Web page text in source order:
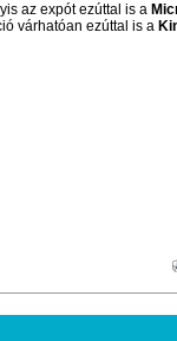
az expót ezúttal is a
várhatóan ezúttal is a